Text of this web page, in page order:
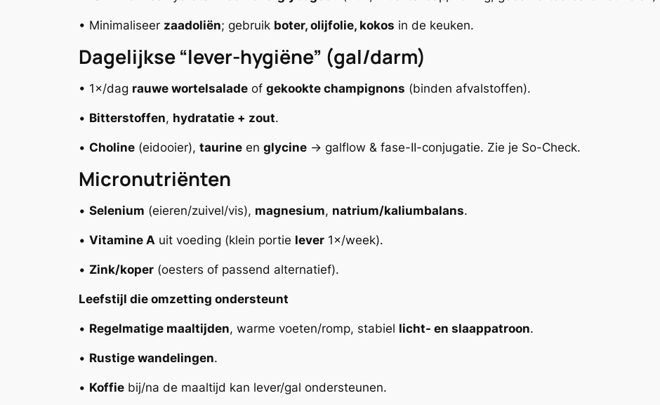
• Minimaliseer zaadoliën; gebruik boter, olijfolie, kokos in de keuken.
Dagelijkse “lever-hygiëne” (gal/darm)
• 1×/dag rauwe wortelsalade of gekookte champignons (binden afvalstoffen).
• Bitterstoffen, hydratatie + zout.
• Choline (eidooier), taurine en glycine → galflow & fase-II-conjugatie. Zie je So-Check.
Micronutriënten
• Selenium (eieren/zuivel/vis), magnesium, natrium/kaliumbalans.
• Vitamine A uit voeding (klein portie lever 1×/week).
• Zink/koper (oesters of passend alternatief).
Leefstijl die omzetting ondersteunt
• Regelmatige maaltijden, warme voeten/romp, stabiel licht- en slaappatroon.
• Rustige wandelingen.
• Koffie bij/na de maaltijd kan lever/gal ondersteunen.